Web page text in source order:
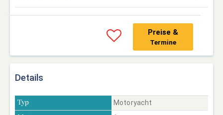
Preise &
Termine
Details
Typ Motoryacht